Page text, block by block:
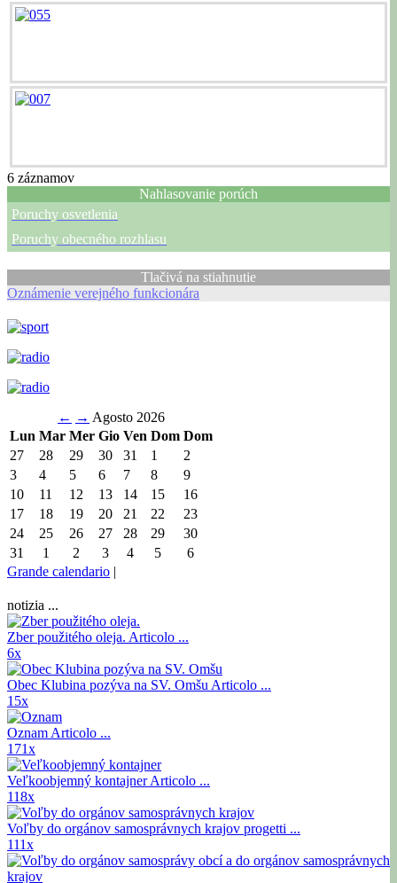
6 záznamov
Nahlasovanie porúch
Poruchy osvetlenia
Poruchy obecného rozhlasu
Tlačivá na stiahnutie
Oznámenie verejného funkcionára
← → Agosto 2026
Lun Mar Mer Gio Ven Dom Dom
27
28 29 30 31 1
2
3
4 5 6 7 8
9
10
11 12 13 14 15
16
17
18 19 20 21 22
23
24
25 26 27 28 29
30
31
1 2 3 4 5
6
Grande calendario |
notizia ...
Zber použitého oleja. Articolo ...
6x
Obec Klubina pozýva na SV. Omšu Articolo ...
15x
Oznam Articolo ...
171x
Veľkoobjemný kontajnerArticolo ...
118x
Voľby do orgánov samosprávnych krajov progetti ...
111x